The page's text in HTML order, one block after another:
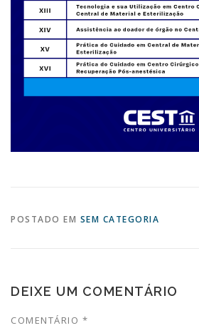
POSTADO EM SEM CATEGORIA
DEIXE UM COMENTÁRIO
COMENTÁRIO *